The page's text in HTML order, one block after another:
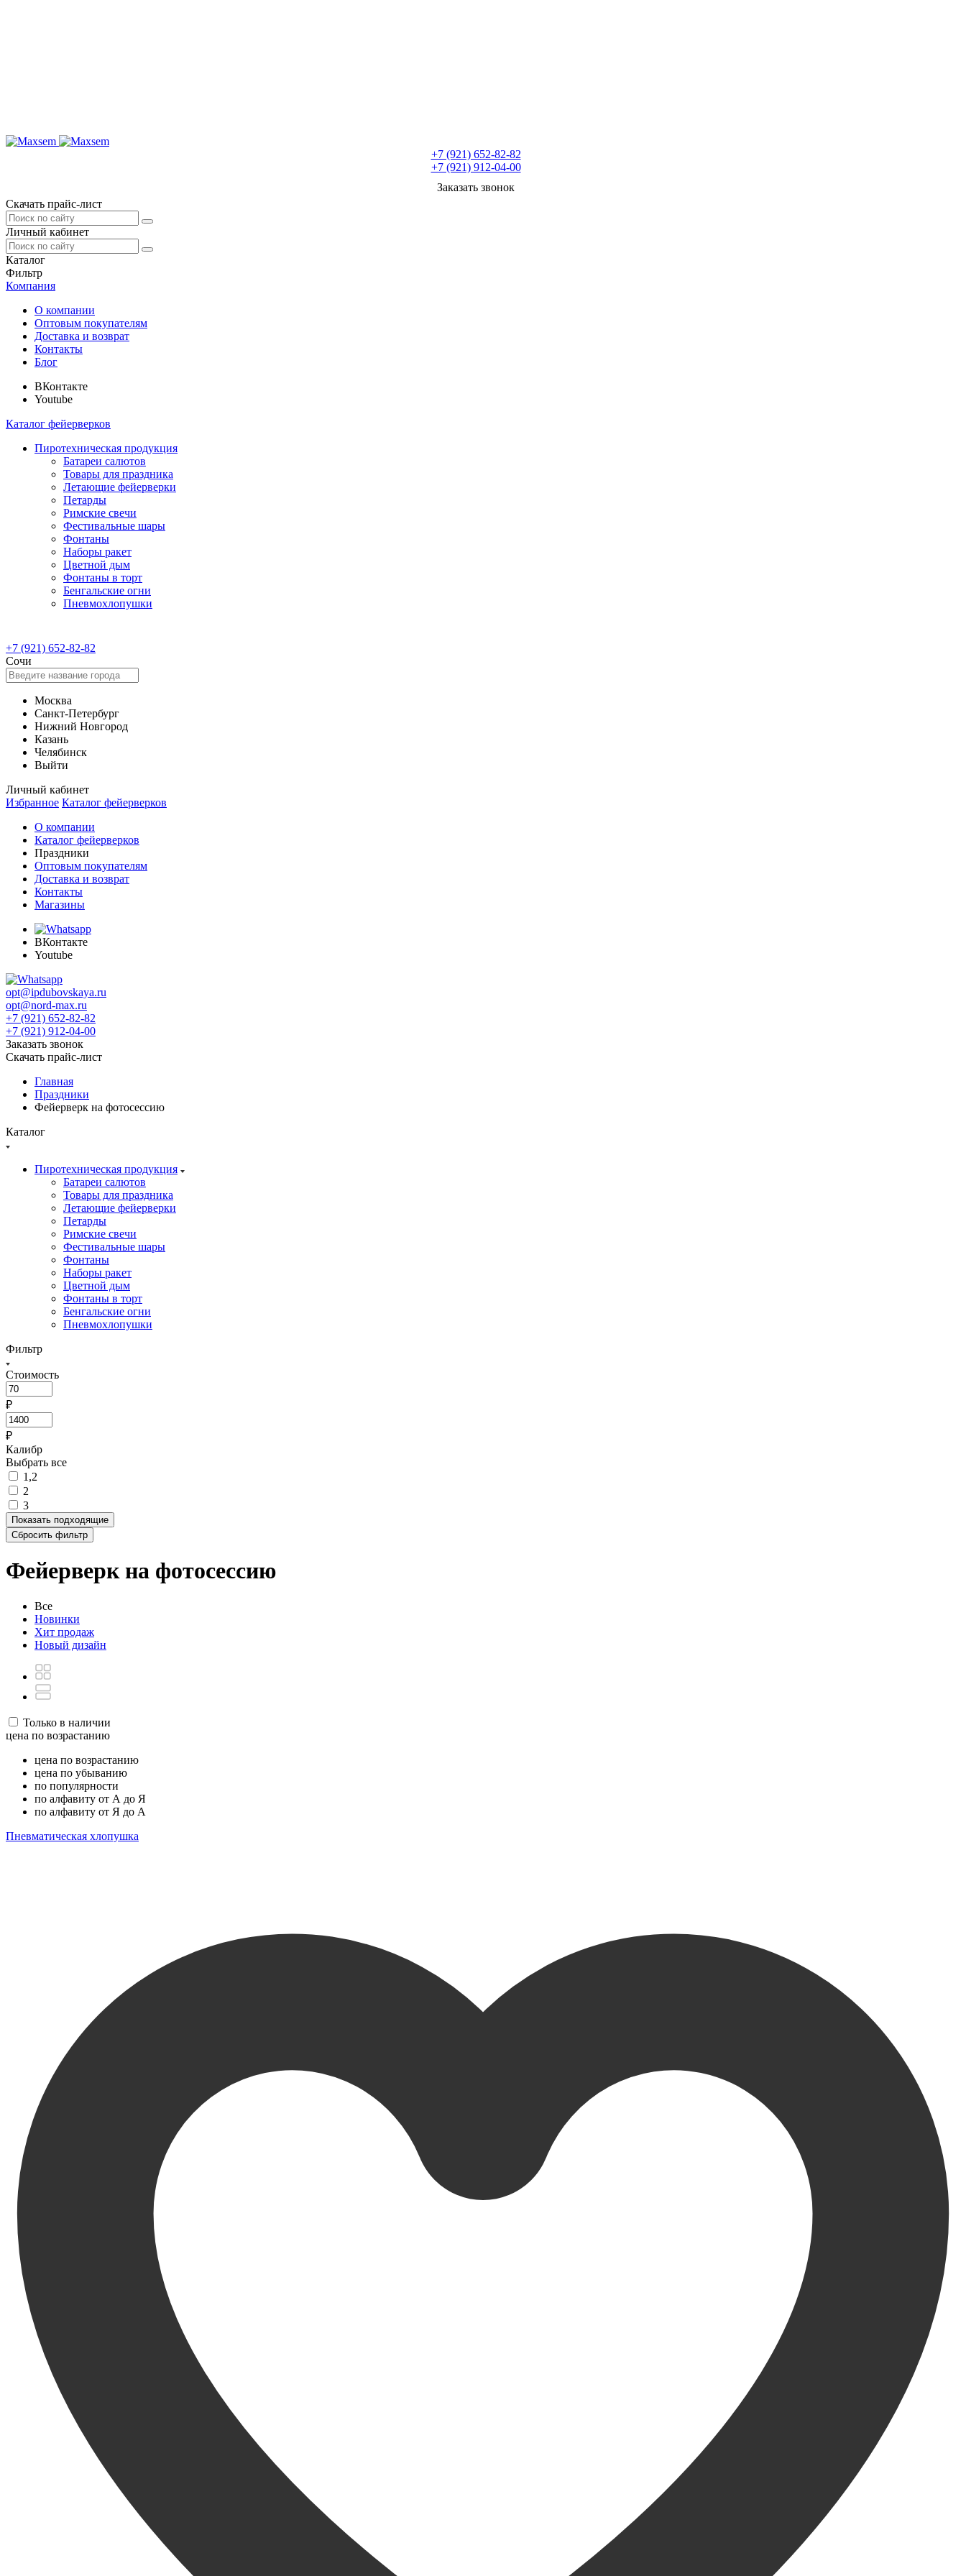
+7 (921) 652-82-82
+7 (921) 912-04-00
Заказать звонок
Скачать прайс-лист
Личный кабинет
Каталог
Фильтр
Компания
О компании
Оптовым покупателям
Доставка и возврат
Контакты
Блог
ВКонтакте
Youtube
Каталог фейерверков
Пиротехническая продукция
Батареи салютов
Товары для праздника
Летающие фейерверки
Петарды
Римские свечи
Фестивальные шары
Фонтаны
Наборы ракет
Цветной дым
Фонтаны в торт
Бенгальские огни
Пневмохлопушки
+7 (921) 652-82-82
Сочи
Москва
Санкт-Петербург
Нижний Новгород
Казань
Челябинск
Выйти
Личный кабинет
Избранное Каталог фейерверков
О компании
Каталог фейерверков
Праздники
Оптовым покупателям
Доставка и возврат
Контакты
Магазины
ВКонтакте
Youtube
opt@ipdubovskaya.ru
opt@nord-max.ru
+7 (921) 652-82-82
+7 (921) 912-04-00
Заказать звонок
Скачать прайс-лист
Главная
Праздники
Фейерверк на фотосессию
Каталог
Пиротехническая продукция
Батареи салютов
Товары для праздника
Летающие фейерверки
Петарды
Римские свечи
Фестивальные шары
Фонтаны
Наборы ракет
Цветной дым
Фонтаны в торт
Бенгальские огни
Пневмохлопушки
Фильтр
Стоимость
₽
₽
Калибр
Выбрать все
1,2
2
3
Показать подходящие
Сбросить фильтр
Фейерверк на фотосессию
Все
Новинки
Хит продаж
Новый дизайн
Только в наличии
цена по возрастанию
цена по возрастанию
цена по убыванию
по популярности
по алфавиту от А до Я
по алфавиту от Я до А
Пневматическая хлопушка